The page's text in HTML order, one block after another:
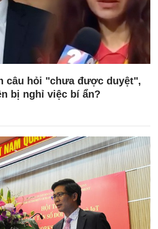
câu hỏi "chưa được duyệt",
bị nghỉ việc bí ẩn?